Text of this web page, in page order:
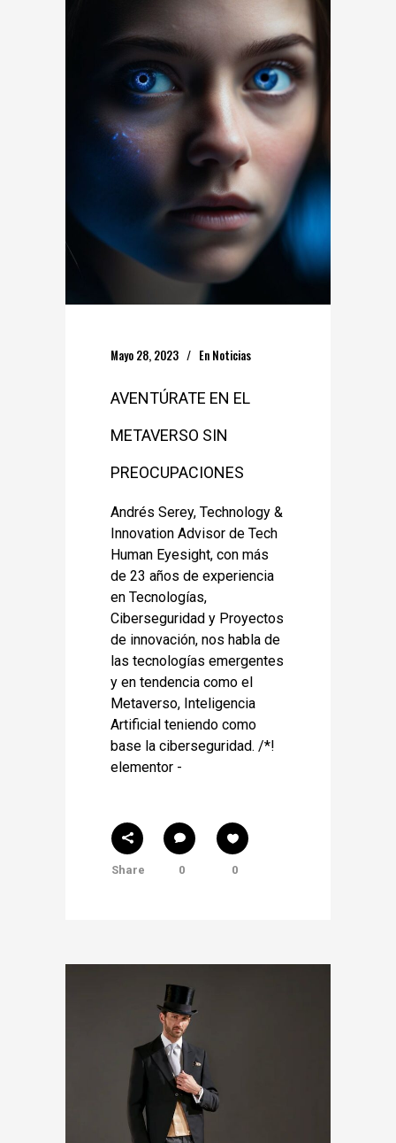
Mayo 28, 2023 En Noticias
AVENTÚRATE EN EL
METAVERSO SIN
PREOCUPACIONES
Andrés Serey, Technology &
Innovation Advisor de Tech
Human Eyesight, con más
de 23 años de experiencia
en Tecnologías,
Ciberseguridad y Proyectos
de innovación, nos habla de
las tecnologías emergentes
y en tendencia como el
Metaverso, Inteligencia
Artificial teniendo como
base la ciberseguridad. /*!
elementor -
Share 0 0